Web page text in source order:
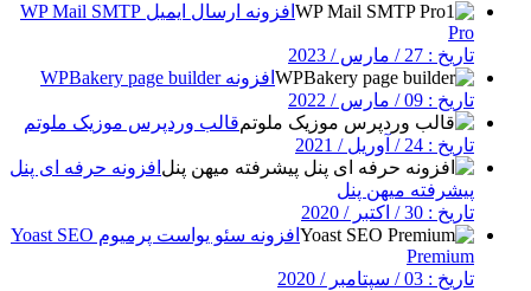
افزونه ارسال ایمیل WP Mail SMTP
Pro
تاریخ : 27 / مارس / 2023
افزونه WPBakery page builder
تاریخ : 09 / مارس / 2022
قالب وردپرس موزیک ملوتم
تاریخ : 24 / آوریل / 2021
افزونه حرفه ای پنل
پیشرفته میهن پنل
تاریخ : 30 / اکتبر / 2020
افزونه سئو یواست پرمیوم Yoast SEO
Premium
تاریخ : 03 / سپتامبر / 2020